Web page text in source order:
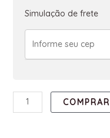
Simulação de frete
COMPRAR